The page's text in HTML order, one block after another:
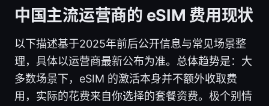
中国主流运营商的 eSIM 费用现状
以下描述基于2025年前后公开信息与常见场景整
理，具体以运营商最新公布为准。总体趋势是：大
多数场景下，eSIM 的激活本身并不额外收取费
用，实际的花费来自你选择的套餐资费。极个别情